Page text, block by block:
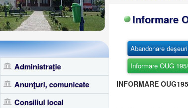
Administraţie
Anunţuri, comunicate
Consiliul local
Informare
Abandonare deşeuri
Informare OUG
INFORMARE